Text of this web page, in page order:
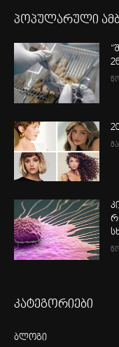
პოპულარული
კატეგორიები
ბლოგი